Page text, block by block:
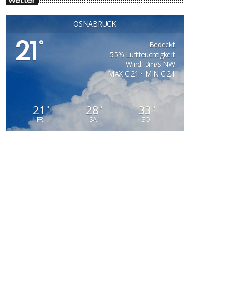
OSNABRÜCK
21 °
Bedeckt
55% Luftfeuchtigkeit
Wind: 3m/s NW
MAX C 21 • MIN C 21
21°
FR
28°
SA
33 °
SO